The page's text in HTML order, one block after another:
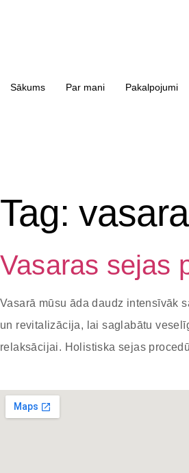
Sākums Par mani Pakalpojumi
Tag:
Vasaras sejas
Vasarā mūsu āda daudz intensīvāk
un revitalizācija, lai saglabātu
relaksācijai. Holistiska sejas